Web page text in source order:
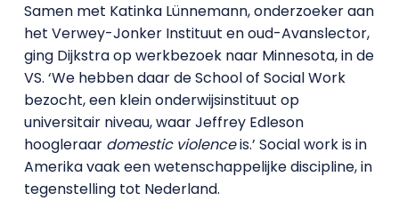
Samen met Katinka Lünnemann, onderzoeker aan
het Verwey-Jonker Instituut en oud-Avanslector,
ging Dijkstra op werkbezoek naar Minnesota, in de
VS. ‘We hebben daar de School of Social Work
bezocht, een klein onderwijsinstituut op
universitair niveau, waar Jeffrey Edleson
hoogleraar domestic violenceis.’ Social work is in
Amerika vaak een wetenschappelijke discipline, in
tegenstelling tot Nederland.